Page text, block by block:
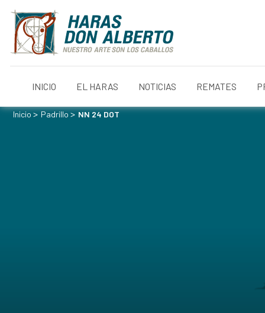
INICIO EL HARAS NOTICIAS REMATES
Inicio> Padrillo> NN 24 DOT